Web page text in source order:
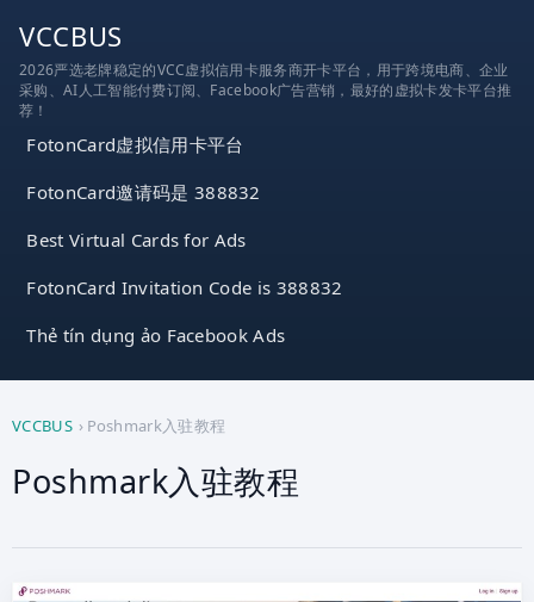
VCCBUS
2026严选老牌稳定的VCC虚拟信用卡服务商开卡平台，用于跨境电商、企业
采购、AI人工智能付费订阅、Facebook广告营销，最好的虚拟卡发卡平台推
荐！
FotonCard虚拟信用卡平台
FotonCard邀请码是 388832
Best Virtual Cards for Ads
FotonCard Invitation Code is 388832
Thẻ tín dụng ảo Facebook Ads
VCCBUS › Poshmark入驻教程
Poshmark入驻教程